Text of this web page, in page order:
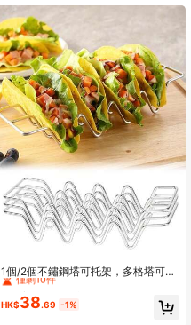
1個/2個不鏽鋼塔可托架，多格塔可托
盤，三明治托架桌面收納架，墨西哥
玉米餅塔可托架工具，彩色塔可托
盤，派對用，高級塔可吧配件，每個
僅剩10件
High Repeat Customers
僅剩10件
High Repeat Customers
僅剩10件
HK$38.69 -1%